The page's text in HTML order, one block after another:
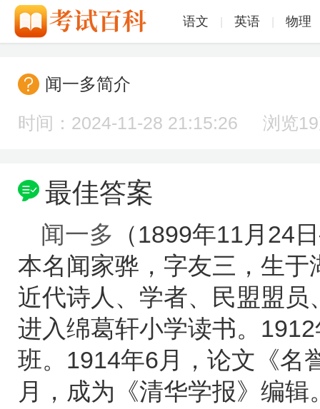
语文 英语 物理
闻一多简介
时间：2024-11-28 21:15:26 浏览
最佳答案
闻一多 （1899年11月24
本名闻家骅，字友三，生
近代诗人、学者、民盟盟
进入绵葛轩小学读书。
班。1914年6月，论文《名
月，成为《清华学报》编